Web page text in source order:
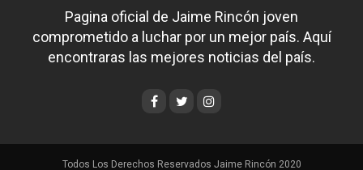
Pagina oficial de Jaime Rincón joven
comprometido a luchar por un mejor país. Aquí
encontraras las mejores noticias del país.
Todos Los Derechos Reservados Jaime Rincón 2020